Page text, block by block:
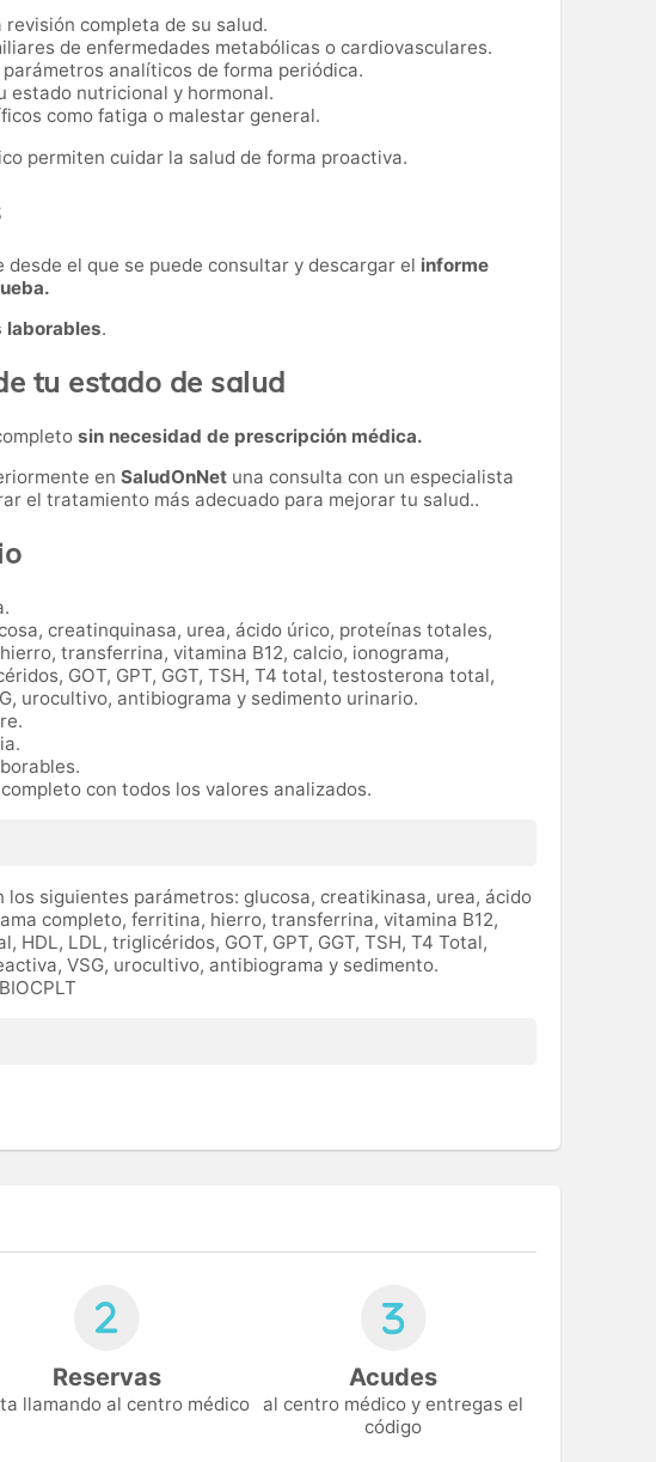
completa de su salud.
de enfermedades metabólicas o cardiovasculares.
analíticos de forma periódica.
estado nutricional y hormonal.
como fatiga o malestar general.
permiten cuidar la salud de forma proactiva.
el que se puede consultar y descargar el informe
laborables.
tu estado de salud
sin necesidad de prescripción médica.
en SaludOnNet una consulta con un especialista
el tratamiento más adecuado para mejorar tu salud..
creatinquinasa, urea, ácido úrico, proteínas totales,
transferrina, vitamina B12, calcio, ionograma,
GOT, GPT, GGT, TSH, T4 total, testosterona total,
urocultivo, antibiograma y sedimento urinario.
con todos los valores analizados.
los siguientes parámetros: glucosa, creatikinasa, urea, ácido
completo, ferritina, hierro, transferrina, vitamina B12,
LDL, triglicéridos, GOT, GPT, GGT, TSH, T4 Total,
VSG, urocultivo, antibiograma y sedimento.
Reservas
llamando al centro médico
Acudes
al centro médico y entregas el
código